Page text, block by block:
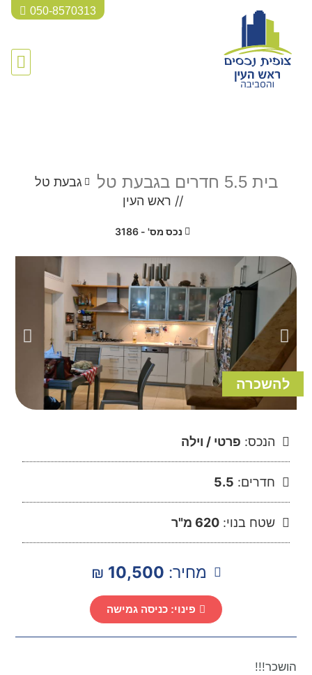
050-8570313
בית 5.5 חדרים בגבעת טל
גבעת טל
// ראש העין
נכס מס' - 3186
להשכרה
הנכס: פרטי / וילה
חדרים: 5.5
שטח בנוי: 620 מ"ר
מחיר: 10,500
₪
פינוי: כניסה גמישה
הושכר!!!